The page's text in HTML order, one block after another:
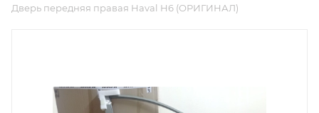
Дверь передняя правая Haval H6 (ОРИГИНАЛ)